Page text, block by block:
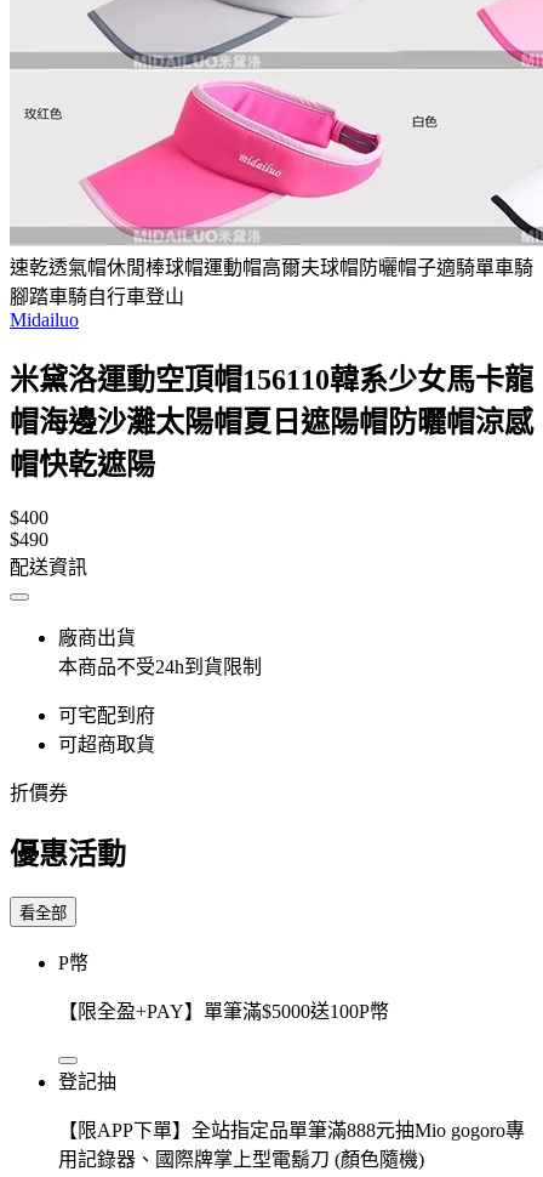
速乾透氣帽休閒棒球帽運動帽高爾夫球帽防曬帽子適騎單車騎
腳踏車騎自行車登山
Midailuo
米黛洛運動空頂帽156110韓系少女馬卡龍
帽海邊沙灘太陽帽夏日遮陽帽防曬帽涼感
帽快乾遮陽
$400
$490
配送資訊
廠商出貨
本商品不受24h到貨限制
可宅配到府
可超商取貨
折價券
優惠活動
看全部
P幣
【限全盈+PAY】單筆滿$5000送100P幣
登記抽
【限APP下單】全站指定品單筆滿888元抽Mio gogoro專
用記錄器、國際牌掌上型電鬍刀 (顏色隨機)